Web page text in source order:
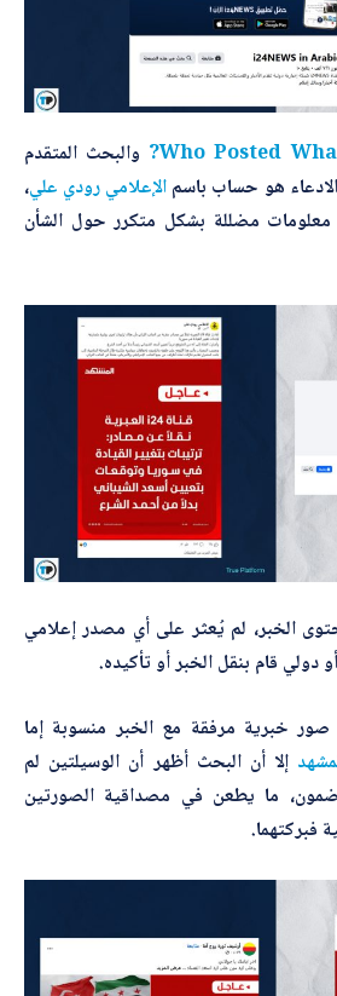
Who Posted
والبحث المتقدم
هو حساب باسمالإعلامي رودي علي،
معلومات مضللة بشكل متكرر حول الشأن
الخبر، لم يُعثر على أي مصدر إعلامي
دولي قام بنقل الخبر أو تأكيده.
خبرية مرفقة مع الخبر منسوبة إما
إلا أن البحث أظهر أن الوسيلتين لم
ما يطعن في مصداقية الصورتين
فبركتهما.